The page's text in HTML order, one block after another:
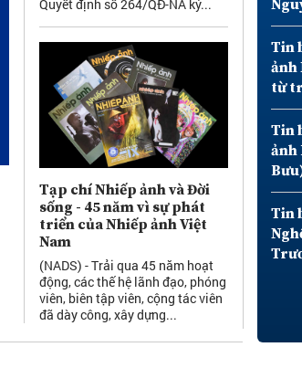
Quyết định số 264/QĐ-NA ký...
Tạp chí Nhiếp ảnh và Đời
sống - 45 năm vì sự phát
triển của Nhiếp ảnh Việt
Nam
(NADS) - Trải qua 45 năm hoạt
động, các thế hệ lãnh đạo, phóng
viên, biên tập viên, cộng tác viên
đã dày công, xây dựng...
Tin
ảnh
từ
Tin
ảnh
Tin